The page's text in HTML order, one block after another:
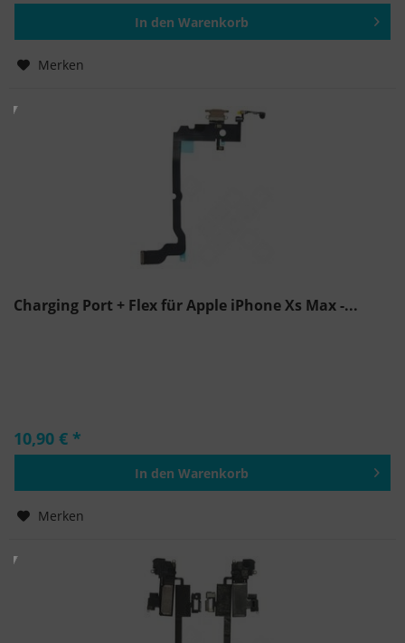
In den Warenkorb
Merken
Charging Port + Flex für Apple iPhone Xs Max -...
10,90 € *
In den Warenkorb
Merken